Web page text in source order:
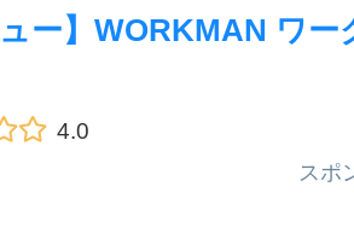
ュー】WORKMAN ワ
4.0
スポ